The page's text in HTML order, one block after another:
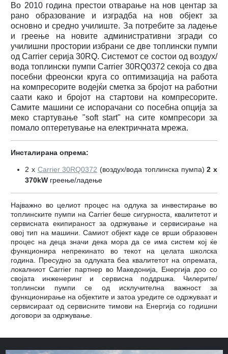
Во 2010 година престои отварање на нов центар за
рано образование и изградба на нов објект за
основно и средно училиште. За потребите за ладење
и греење на новите административни згради со
училишни простории избрани се две топлински пумпи
од Carrier серија 30RQ. Системот се состои од воздух/
вода топлински пумпи Carrier 30RQ0372 секоја со два
посебни фреонски круга со оптимизација на работа
на компресорите водејќи сметка за бројот на работни
саати како и бројот на стартови на компресорите.
Самите машини се испорачани со посебна опција за
меко стартување "soft start" на сите компресори за
помало оптеретување на електричната мрежа.
Инсталирана опрема:
2 x Carrier 30RQ0372 (воздух/вода топлинска пумпа)2 x
370kW греење/ладење
Најважно во целиот процес на одлука за инвестирање во
топлинските пумпи на Carrier беше сигурноста, квалитетот и
сервисната екипираност за одржување и сервисирање на
овој тип на машини. Самиот објект каде се врши образовен
процес на деца значи дека мора да се има систем кој ќе
функционира непрекинато во текот на целата школска
година. Пресудно за одлуката беа квалитетот на опремата,
локалниот Carrier партнер во Македонија, Енергија доо со
својата инженеринг и сервисна поддршка. Чилерите/
топлински пумпи се од исклучителна важност за
функционирање на објектите и затоа уредите се одржуваат и
сервисираат од сервисните тимови на Енергија со годишни
договори за одржување.